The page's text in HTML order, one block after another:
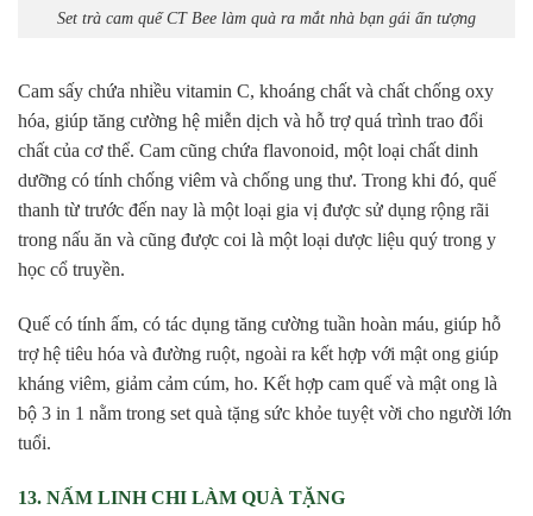
Set trà cam quế CT Bee làm quà ra mắt nhà bạn gái ấn tượng
Cam sấy chứa nhiều vitamin C, khoáng chất và chất chống oxy
hóa, giúp tăng cường hệ miễn dịch và hỗ trợ quá trình trao đổi
chất của cơ thể. Cam cũng chứa flavonoid, một loại chất dinh
dưỡng có tính chống viêm và chống ung thư. Trong khi đó, quế
thanh từ trước đến nay là một loại gia vị được sử dụng rộng rãi
trong nấu ăn và cũng được coi là một loại dược liệu quý trong y
học cổ truyền.
Quế có tính ấm, có tác dụng tăng cường tuần hoàn máu, giúp hỗ
trợ hệ tiêu hóa và đường ruột, ngoài ra kết hợp với mật ong giúp
kháng viêm, giảm cảm cúm, ho. Kết hợp cam quế và mật ong là
bộ 3 in 1 nằm trong set quà tặng sức khỏe tuyệt vời cho người lớn
tuổi.
13. NẤM LINH CHI LÀM QUÀ TẶNG